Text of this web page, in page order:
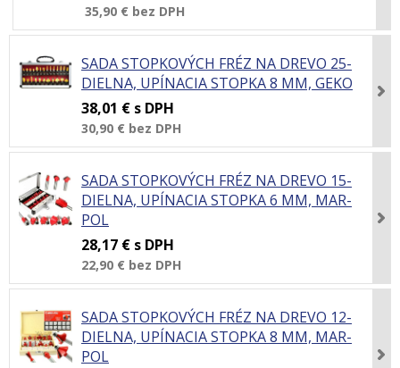
35,90 € bez DPH
SADA STOPKOVÝCH FRÉZ NA DREVO 25-
DIELNA, UPÍNACIA STOPKA 8 MM, GEKO
38,01 € s DPH
30,90 € bez DPH
SADA STOPKOVÝCH FRÉZ NA DREVO 15-
DIELNA, UPÍNACIA STOPKA 6 MM, MAR-
POL
28,17 € s DPH
22,90 € bez DPH
SADA STOPKOVÝCH FRÉZ NA DREVO 12-
DIELNA, UPÍNACIA STOPKA 8 MM, MAR-
POL